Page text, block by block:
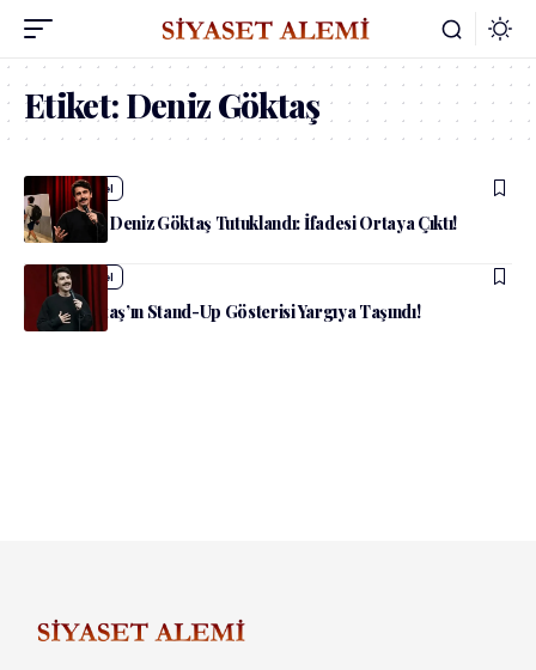
Etiket:Deniz Göktaş
admin Güncel
Komedyen Deniz Göktaş Tutuklandı: İfadesi Ortaya Çıktı!
admin Güncel
Deniz Göktaş’ın Stand-Up Gösterisi Yargıya Taşındı!